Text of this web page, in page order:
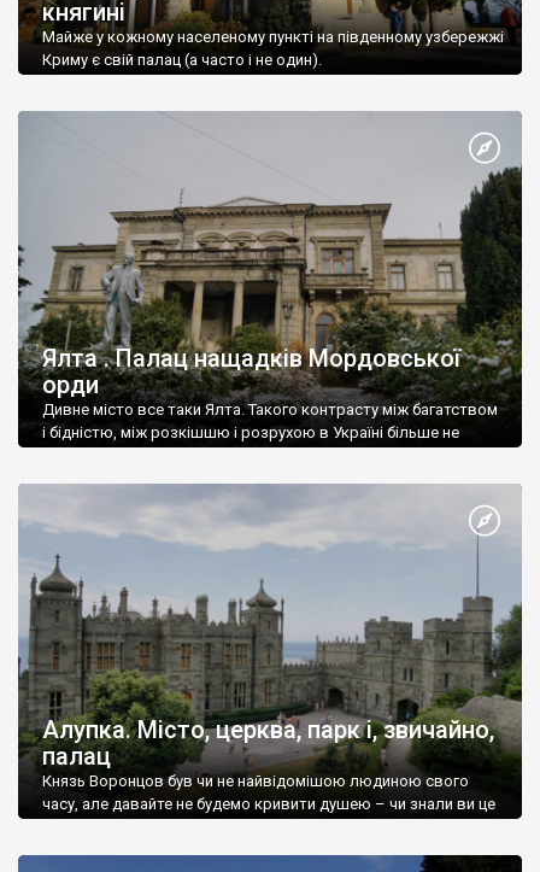
княгині
Майже у кожному населеному пункті на південному узбережжі
Криму є свій палац (а часто і не один).
Ялта . Палац нащадків Мордовської
орди
Дивне місто все таки Ялта. Такого контрасту між багатством
і бідністю, між розкішшю і розрухою в Україні більше не
Алупка. Місто, церква, парк і, звичайно,
палац
Князь Воронцов був чи не найвідомішою людиною свого
часу, але давайте не будемо кривити душею – чи знали ви це